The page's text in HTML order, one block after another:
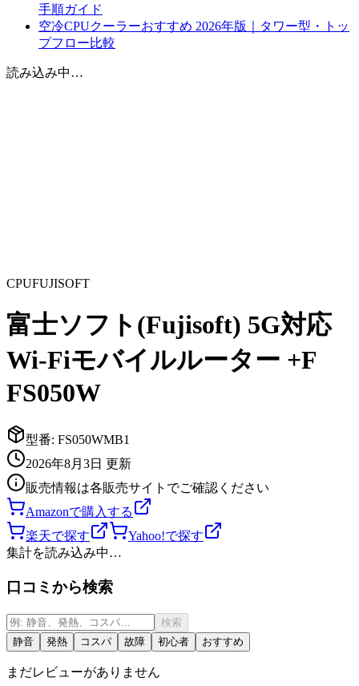
手順ガイド
空冷CPUクーラーおすすめ 2026年版｜タワー型・トッ
プフロー比較
読み込み中…
CPUFUJISOFT
富士ソフト(Fujisoft) 5G対応
Wi-Fiモバイルルーター +F
FS050W
型番: FS050WMB1
2026年8月3日 更新
販売情報は各販売サイトでご確認ください
Amazonで購入する
楽天で探す
Yahoo!で探す
集計を読み込み中…
口コミから検索
検索
静音
発熱 コスパ 故障 初心者 おすすめ
まだレビューがありません